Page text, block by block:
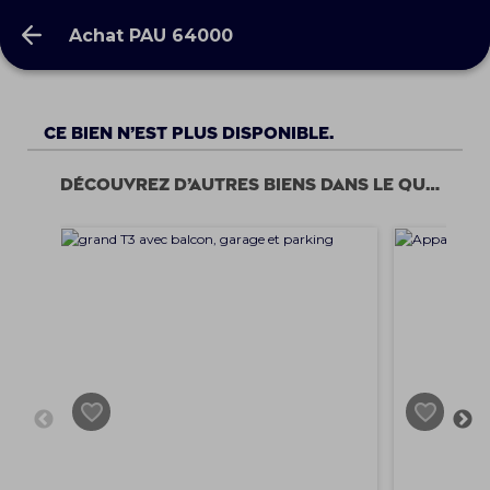
Achat PAU 64000
Achat PAU 64000
Ce bien n’est plus disponible.
Découvrez d’autres biens dans le quartier